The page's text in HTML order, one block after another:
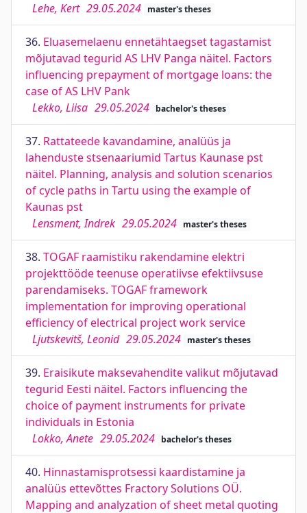
Lehe, Kert 29.05.2024 master's theses
36. Eluasemelaenu ennetähtaegset tagastamist
mõjutavad tegurid AS LHV Panga näitel. Factors
influencing prepayment of mortgage loans: the
case of AS LHV Pank
Lekko, Liisa 29.05.2024 bachelor's theses
37. Rattateede kavandamine, analüüs ja
lahenduste stsenaariumid Tartus Kaunase pst
näitel. Planning, analysis and solution scenarios
of cycle paths in Tartu using the example of
Kaunas pst
Lensment, Indrek 29.05.2024 master's theses
38. TOGAF raamistiku rakendamine elektri
projekttööde teenuse operatiivse efektiivsuse
parendamiseks. TOGAF framework
implementation for improving operational
efficiency of electrical project work service
Ljutskevitš, Leonid 29.05.2024 master's theses
39. Eraisikute maksevahendite valikut mõjutavad
tegurid Eesti näitel. Factors influencing the
choice of payment instruments for private
individuals in Estonia
Lokko, Anete 29.05.2024 bachelor's theses
40. Hinnastamisprotsessi kaardistamine ja
analüüs ettevõttes Fractory Solutions OÜ.
Mapping and analyzation of sheet metal quoting